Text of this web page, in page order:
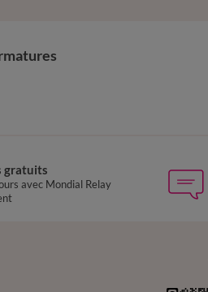
gratuits
avec Mondial Relay